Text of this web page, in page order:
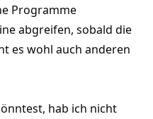
Programme
abgreifen, sobald die
es wohl auch anderen
hab ich nicht